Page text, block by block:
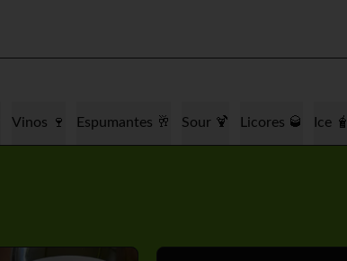
Vinos 🍷 Espumantes 🥂 Sour 🍹 Licores 🥃 Ice 🧋